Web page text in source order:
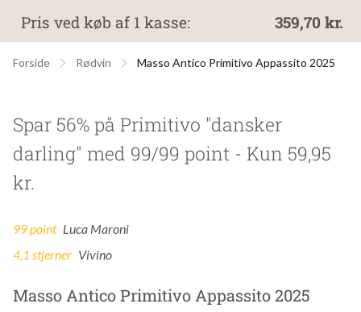
359,70 kr.
Pris ved køb af 1 kasse:
Forside Rødvin Masso Antico Primitivo Appassito 2025
Spar 56% på Primitivo "dansker
darling" med 99/99 point - Kun 59,95
kr.
99 point Luca Maroni
4,1 stjerner Vivino
Masso Antico Primitivo Appassito 2025